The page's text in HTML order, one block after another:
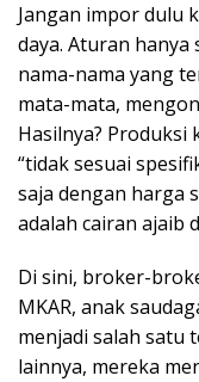
Jangan impor dulu
daya. Aturan hanya
nama-nama yang
mata-mata,
Hasilnya?
“tidak sesuai
saja dengan harga
adalah cairan ajaib
Di sini, broker-
MKAR, anak
menjadi salah satu
lainnya, mereka